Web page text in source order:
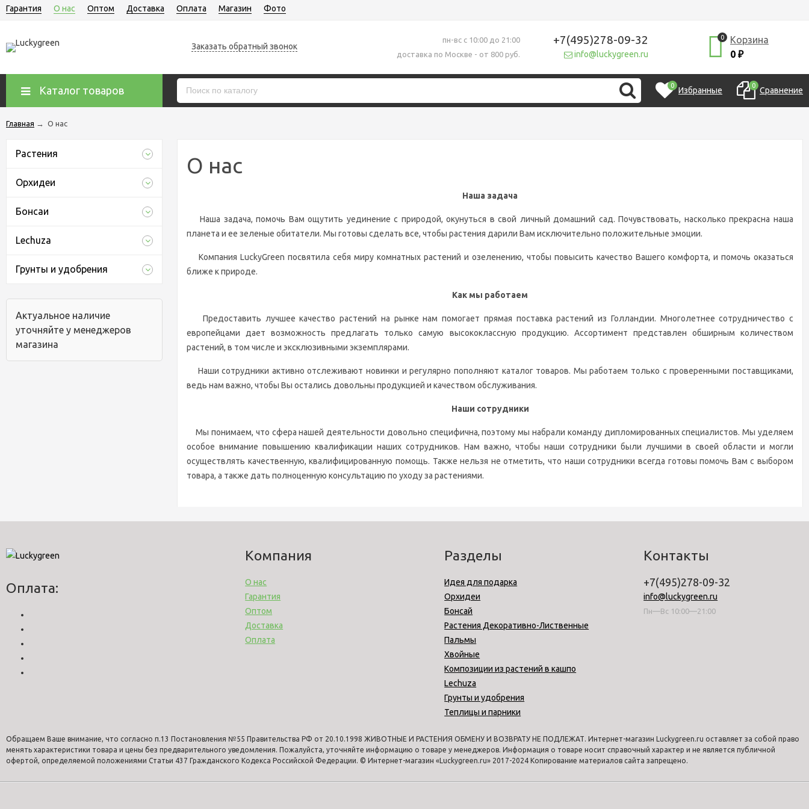
Гарантия О нас Оптом Доставка Оплата Магазин Фото
Заказать обратный звонок
пн-вс с 10:00 до 21:00
доставка по Москве - от 800 руб.
+7(495)278-09-32
info@luckygreen.ru
0
Корзина
0 ₽
Каталог товаров 0 Избранные 0 Сравнение
Главная → О нас
Растения
Орхидеи
Бонсаи
Lechuza
Грунты и удобрения
Актуальное наличие
уточняйте у менеджеров
магазина
О нас
Наша задача
Наша задача, помочь Вам ощутить уединение с природой, окунуться в свой личный домашний сад. Почувствовать, насколько прекрасна наша
планета и ее зеленые обитатели. Мы готовы сделать все, чтобы растения дарили Вам исключительно положительные эмоции.
Компания LuckyGreen посвятила себя миру комнатных растений и озеленению, чтобы повысить качество Вашего комфорта, и помочь оказаться
ближе к природе.
Как мы работаем
Предоставить лучшее качество растений на рынке нам помогает прямая поставка растений из Голландии. Многолетнее сотрудничество с
европейцами дает возможность предлагать только самую высококлассную продукцию. Ассортимент представлен обширным количеством
растений, в том числе и эксклюзивными экземплярами.
Наши сотрудники активно отслеживают новинки и регулярно пополняют каталог товаров. Мы работаем только с проверенными поставщиками,
ведь нам важно, чтобы Вы остались довольны продукцией и качеством обслуживания.
Наши сотрудники
Мы понимаем, что сфера нашей деятельности довольно специфична, поэтому мы набрали команду дипломированных специалистов. Мы уделяем
особое внимание повышению квалификации наших сотрудников. Нам важно, чтобы наши сотрудники были лучшими в своей области и могли
осуществлять качественную, квалифицированную помощь. Также нельзя не отметить, что наши сотрудники всегда готовы помочь Вам с выбором
товара, а также дать полноценную консультацию по уходу за растениями.
Оплата:
Компания
О нас
Гарантия
Оптом
Доставка
Оплата
Разделы
Идея для подарка
Орхидеи
Бонсай
Растения Декоративно-Лиственные
Пальмы
Хвойные
Композиции из растений в кашпо
Lechuza
Грунты и удобрения
Теплицы и парники
Контакты
+7(495)278-09-32
info@luckygreen.ru
Пн—Вс 10:00—21:00
Обращаем Ваше внимание, что согласно п.13 Постановления №55 Правительства РФ от 20.10.1998 ЖИВОТНЫЕ И РАСТЕНИЯ ОБМЕНУ И ВОЗВРАТУ НЕ ПОДЛЕЖАТ. Интернет-магазин Luckygreen.ru оставляет за собой право
менять характеристики товара и цены без предварительного уведомления. Пожалуйста, уточняйте информацию о товаре у менеджеров. Информация о товаре носит справочный характер и не является публичной
офертой, определяемой положениями Статьи 437 Гражданского Кодекса Российской Федерации. © Интернет-магазин «Luckygreen.ru» 2017-2024 Копирование материалов сайта запрещено.